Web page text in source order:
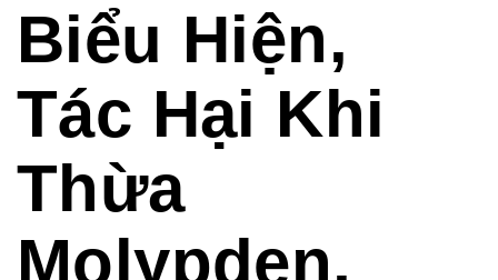
Biểu Hiện,
Tác Hại Khi
Thừa
Molypden,